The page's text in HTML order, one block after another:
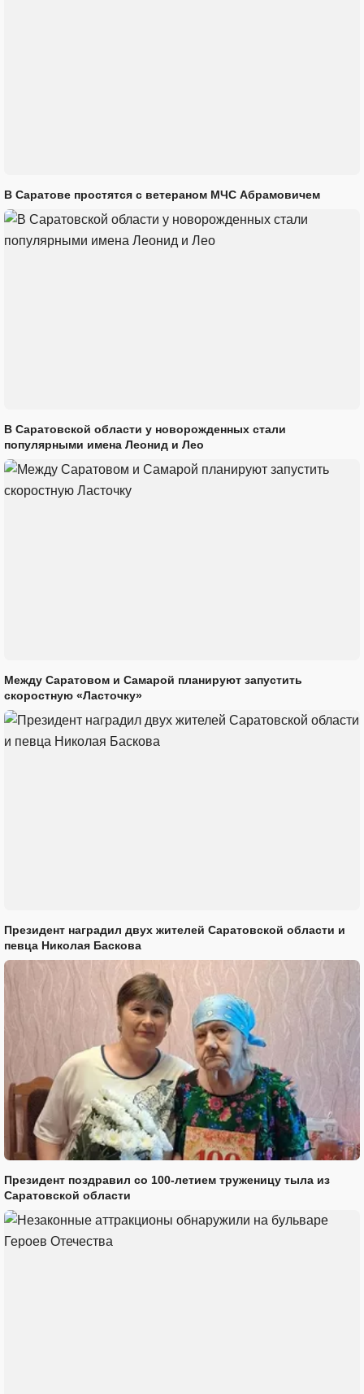
В Саратове простятся с ветераном МЧС Абрамовичем
В Саратовской области у новорожденных стали
популярными имена Леонид и Лео
Между Саратовом и Самарой планируют запустить
скоростную «Ласточку»
Президент наградил двух жителей Саратовской области и
певца Николая Баскова
Президент поздравил со 100-летием труженицу тыла из
Саратовской области